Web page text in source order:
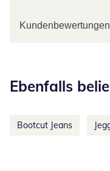
Kundenbewertungen
Ebenfalls
Bootcut Jeans